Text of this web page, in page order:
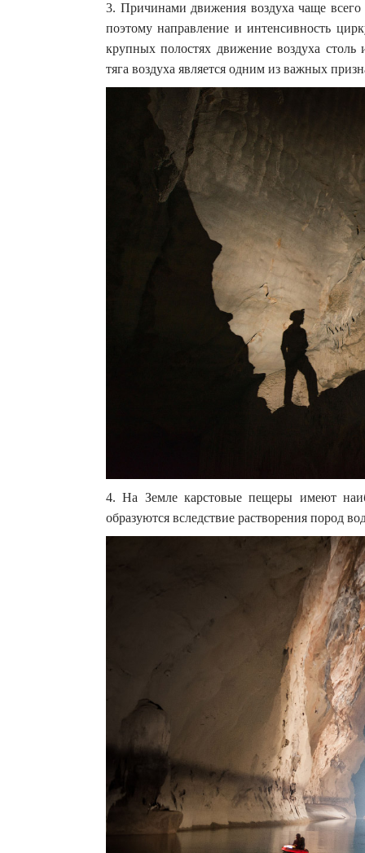
3. Причинами движения воздуха чаще
поэтому направление и интенсивность
крупных полостях движение воздуха
тяга воздуха является одним из важных
4. На Земле карстовые пещеры имеют
образуются вследствие растворения пород